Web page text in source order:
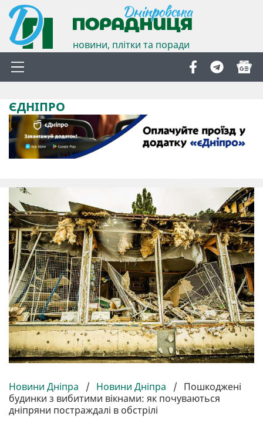
новини, плітки та поради
ЄДНІПРО
Новини Дніпра / Новини Дніпра / Пошкоджені
будинки з вибитими вікнами: як почуваються
дніпряни постраждалі в обстрілі